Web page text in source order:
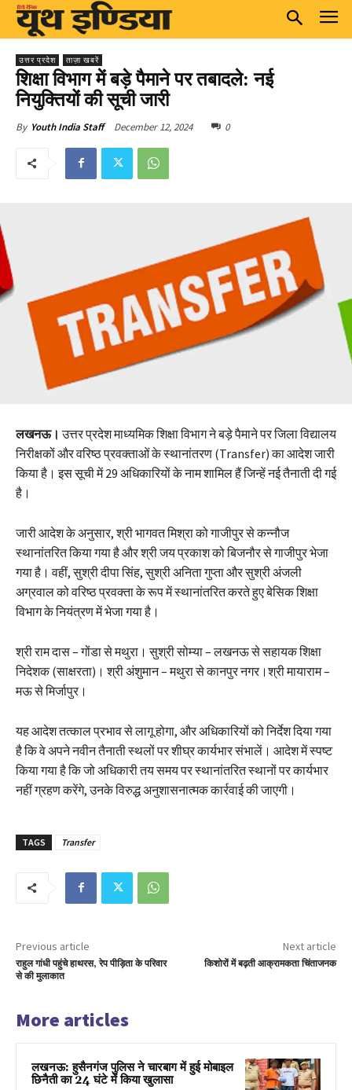
उत्तर प्रदेश ताज़ा खबरें
शिक्षा विभाग में बड़े पैमाने पर तबादले: नई
नियुक्तियों की सूची जारी
By Youth India Staff December 12, 2024 0
लखनऊ। उत्तर प्रदेश माध्यमिक शिक्षा विभाग ने बड़े पैमाने पर जिला विद्यालय
निरीक्षकों और वरिष्ठ प्रवक्ताओं के स्थानांतरण (Transfer) का आदेश जारी
किया है। इस सूची में 29 अधिकारियों के नाम शामिल हैं जिन्हें नई तैनाती दी गई
है।
जारी आदेश के अनुसार, श्री भागवत मिश्रा को गाजीपुर से कन्नौज
स्थानांतरित किया गया है और श्री जय प्रकाश को बिजनौर से गाजीपुर भेजा
गया है। वहीं, सुश्री दीपा सिंह, सुश्री अनिता गुप्ता और सुश्री अंजली
अग्रवाल को वरिष्ठ प्रवक्ता के रूप में स्थानांतरित करते हुए बेसिक शिक्षा
विभाग के नियंत्रण में भेजा गया है।
श्री राम दास – गोंडा से मथुरा। सुश्री सोम्या – लखनऊ से सहायक शिक्षा
निदेशक (साक्षरता)। श्री अंशुमान – मथुरा से कानपुर नगर।श्री मायाराम –
मऊ से मिर्जापुर।
यह आदेश तत्काल प्रभाव से लागू होगा, और अधिकारियों को निर्देश दिया गया
है कि वे अपने नवीन तैनाती स्थलों पर शीघ्र कार्यभार संभालें। आदेश में स्पष्ट
किया गया है कि जो अधिकारी तय समय पर स्थानांतरित स्थानों पर कार्यभार
नहीं ग्रहण करेंगे, उनके विरुद्ध अनुशासनात्मक कार्रवाई की जाएगी।
TAGS Transfer
Previous article
राहुल गांधी पहुंचे हाथरस, रेप पीड़िता के परिवार
से की मुलाकात
Next article
किशोरों में बढ़ती आक्रामकता चिंताजनक
More articles
लखनऊ: हुसैनगंज पुलिस ने चारबाग में हुई मोबाइल
छिनैती का 24 घंटे में किया खुलासा